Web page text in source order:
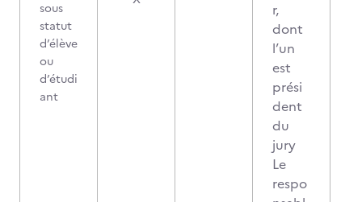
sous
statut
d’élève
ou
d’étudi
ant
r,
dont
l’un
est
prési
dent
du
jury
Le
respo